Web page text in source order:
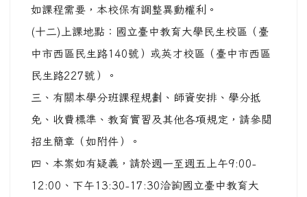
如課程需要，本校保有調整異動權利。
(十二)上課地點：國立臺中教育大學民生校區（臺
中市西區民生路140號）或英才校區（臺中市西區
民生路227號）。
三、有關本學分班課程規劃、師資安排、學分抵
免、收費標準、教育實習及其他各項規定，請參閱
招生簡章（如附件）。
四、本案如有疑義，請於週一至週五上午9:00-
12:00、下午13:30-17:30洽詢國立臺中教育大